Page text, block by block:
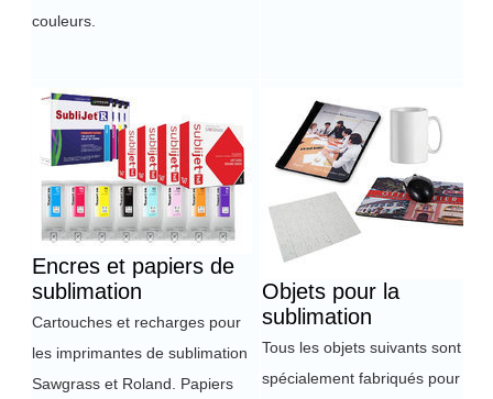
couleurs.
Encres et papiers de
sublimation
Cartouches et recharges pour
les imprimantes de sublimation
Sawgrass et Roland. Papiers
Objets pour la
sublimation
Tous les objets suivants sont
spécialement fabriqués pour le